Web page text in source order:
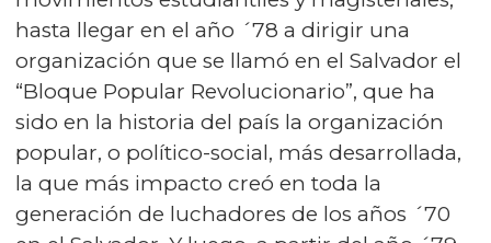
hasta llegar en el año ´78 a dirigir una
organización que se llamó en el Salvador el
“Bloque Popular Revolucionario”, que ha
sido en la historia del país la organización
popular, o político-social, más desarrollada,
la que más impacto creó en toda la
generación de luchadores de los años ´70